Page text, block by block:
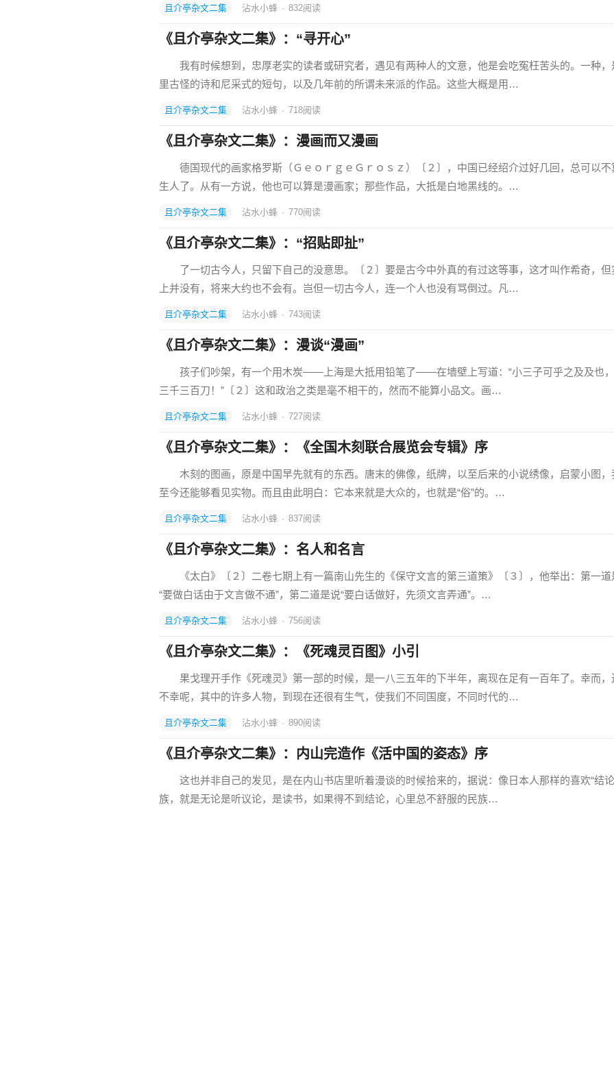
且介亭杂文二集 沾水小蜂 · 832阅读
《且介亭杂文二集》：“寻开心”
我有时候想到，忠厚老实的读者或研究者，遇见有两种人的文意，他是会吃冤枉苦头的。一种，
里古怪的诗和尼采式的短句，以及几年前的所谓未来派的作品。这些大概是用…
且介亭杂文二集 沾水小蜂 · 718阅读
《且介亭杂文二集》：漫画而又漫画
德国现代的画家格罗斯（ＧｅｏｒｇｅＧｒｏｓｚ）〔２〕，中国已经绍介过好几回，总可以不
生人了。从有一方说，他也可以算是漫画家；那些作品，大抵是白地黑线的。…
且介亭杂文二集 沾水小蜂 · 770阅读
《且介亭杂文二集》：“招贴即扯”
了一切古今人，只留下自己的没意思。〔２〕要是古今中外真的有过这等事，这才叫作希奇，但
上并没有，将来大约也不会有。岂但一切古今人，连一个人也没有骂倒过。凡…
且介亭杂文二集 沾水小蜂 · 743阅读
《且介亭杂文二集》：漫谈“漫画”
孩子们吵架，有一个用木炭——上海是大抵用铅笔了——在墙壁上写道：“小三子可乎之及及也
三千三百刀！”〔２〕这和政治之类是毫不相干的，然而不能算小品文。画…
且介亭杂文二集 沾水小蜂 · 727阅读
《且介亭杂文二集》：《全国木刻联合展览会专辑》序
木刻的图画，原是中国早先就有的东西。唐末的佛像，纸牌，以至后来的小说绣像，启蒙小图，
至今还能够看见实物。而且由此明白：它本来就是大众的，也就是“俗”的。…
且介亭杂文二集 沾水小蜂 · 837阅读
《且介亭杂文二集》：名人和名言
《太白》〔２〕二卷七期上有一篇南山先生的《保守文言的第三道策》〔３〕，他举出：第一道
“要做白话由于文言做不通”，第二道是说“要白话做好，先须文言弄通”。…
且介亭杂文二集 沾水小蜂 · 756阅读
《且介亭杂文二集》：《死魂灵百图》小引
果戈理开手作《死魂灵》第一部的时候，是一八三五年的下半年，离现在足有一百年了。幸而，
不幸呢，其中的许多人物，到现在还很有生气，使我们不同国度，不同时代的…
且介亭杂文二集 沾水小蜂 · 890阅读
《且介亭杂文二集》：内山完造作《活中国的姿态》序
这也并非自己的发见，是在内山书店里听着漫谈的时候拾来的，据说：像日本人那样的喜欢“结论
族，就是无论是听议论，是读书，如果得不到结论，心里总不舒服的民族…